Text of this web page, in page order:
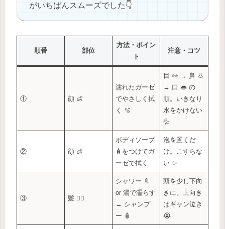
がいちばんスムーズでした👇
順番 部位
方法・ポイン
ト
注意・コツ
① 顔 👶
濡れたガーゼ
でやさしく拭
く 🫧
目 👀 → 鼻 👃
→ 口 👄 の
順。いきなり
水をかけない
💦
② 顔 👶
ボディソープ
🧴をつけてガ
ーゼで拭く
泡を置くだ
け。こすらな
い ✨
③ 髪 💇‍♂️
シャワー 🚿
or 湯で濡らす
→ シャンプ
ー 🧴
頭を少し下向
きに。上向き
はギャン泣き
😭